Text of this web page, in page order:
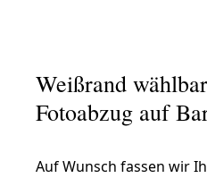
Weißrand
Fotoabzug auf
Auf Wunsch fassen wir